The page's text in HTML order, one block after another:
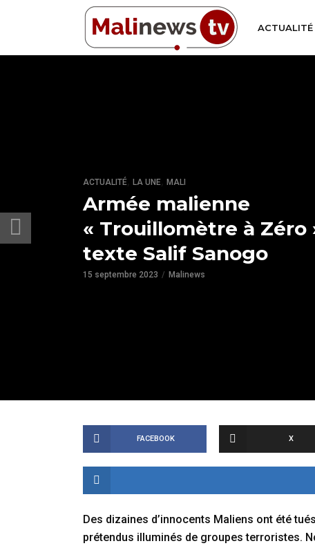
ACTUALITÉ
ACTUALITÉ LA UNE MALI
Armée malienne
« Trouillomètre à Zéro
texte Salif Sanogo
15 septembre 2023 Malinews
FACEBOOK X
Des dizaines d’innocents Maliens ont été
prétendus illuminés de groupes terroristes.